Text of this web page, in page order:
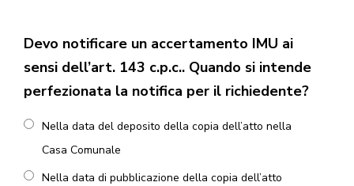
Devo notificare un accertamento IMU ai
sensi dell’art. 143 c.p.c.. Quando si intende
perfezionata la notifica per il richiedente?
Nella data del deposito della copia dell’atto nella
Casa Comunale
Nella data di pubblicazione della copia dell’atto